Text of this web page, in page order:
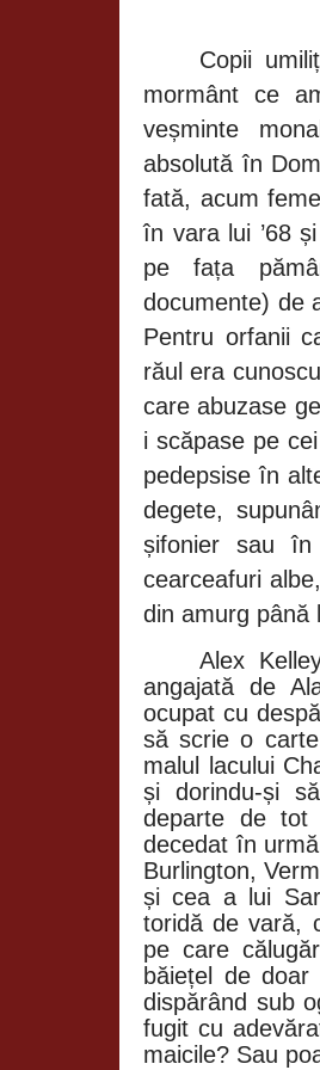
Copii
mormânt ce
veșminte
absolută în
fată, acum
în vara lui ’68
pe fața
documente) de
Pentru orfanii
răul era
care abuzase
i scăpase pe
pedepsise în
degete,
șifonier sau în
cearceafuri
din amurg până
Alex
angajată de
ocupat cu
să scrie o
malul lacului
și dorindu-și
departe de
decedat în
Burlington,
și cea a lui
toridă de vară,
pe care
băiețel de
dispărând sub
fugit cu
maicile? Sau